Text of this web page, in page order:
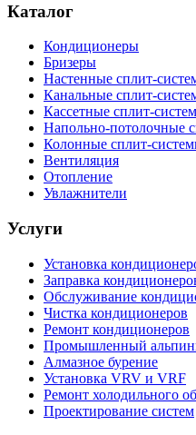
Каталог
Кондиционеры
Бризеры
Настенные сплит-
Канальные сплит-
Кассетные сплит-
Напольно-потолочные
Колонные сплит-
Вентиляция
Отопление
Увлажнители
Услуги
Установка
Заправка
Обслуживание
Чистка кондиционеров
Ремонт кондиционеров
Промышленный
Алмазное бурение
Установка VRV и VRF
Ремонт холодильного
Проектирование систем